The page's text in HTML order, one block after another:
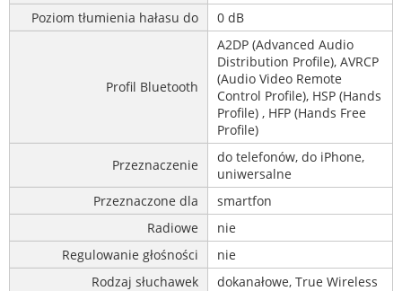
Poziom tłumienia hałasu do
0 dB
Profil Bluetooth
A2DP (Advanced Audio
Distribution Profile), AVRCP
(Audio Video Remote
Control Profile), HSP (Hands
Profile) , HFP (Hands Free
Profile)
Przeznaczenie
do telefonów, do iPhone,
uniwersalne
Przeznaczone dla
smartfon
Radiowe
nie
Regulowanie głośności
nie
Rodzaj słuchawek
dokanałowe, True Wireless